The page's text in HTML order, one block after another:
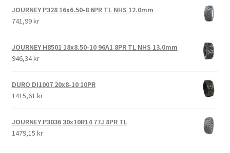
JOURNEY P328 16x6.50-8 6PR TL NHS 12.0mm
741,99 kr
JOURNEY H8501 18x8.50-10 96A1 8PR TL NHS 13.0mm
946,34 kr
DURO DI1007 20x8-10 10PR
1415,61 kr
JOURNEY P3036 30x10R14 77J 8PR TL
1479,15 kr